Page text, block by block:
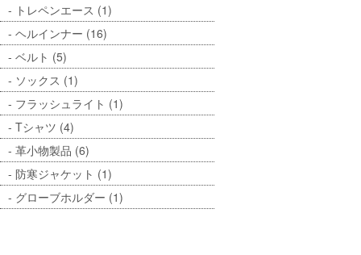
トレペンエース (1)
ヘルインナー (16)
ベルト (5)
ソックス (1)
フラッシュライト (1)
Tシャツ (4)
革小物製品 (6)
防寒ジャケット (1)
グローブホルダー (1)